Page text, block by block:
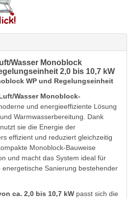
Wasser Monoblock
2,0 bis 10,7 kW
WP und Regelungseinheit
Wasser Monoblock-
und energieeffiziente Lösung
Warmwasserbereitung. Dank
sie die Energie der
effizient und reduziert gleichzeitig
Monoblock-Bauweise
und macht das System ideal für
Sanierung bestehender
ca. 2,0 bis 10,7 kW passt sich die